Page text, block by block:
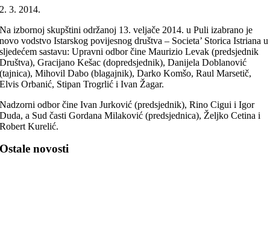
2. 3. 2014.
Na izbornoj skupštini održanoj 13. veljače 2014. u Puli izabrano je
novo vodstvo Istarskog povijesnog društva – Societa’ Storica Istriana u
sljedećem sastavu: Upravni odbor čine Maurizio Levak (predsjednik
Društva), Gracijano Kešac (dopredsjednik), Danijela Doblanović
(tajnica), Mihovil Dabo (blagajnik), Darko Komšo, Raul Marsetič,
Elvis Orbanić, Stipan Trogrlić i Ivan Žagar.
Nadzorni odbor čine Ivan Jurković (predsjednik), Rino Cigui i Igor
Duda, a Sud časti Gordana Milaković (predsjednica), Željko Cetina i
Robert Kurelić.
Ostale novosti